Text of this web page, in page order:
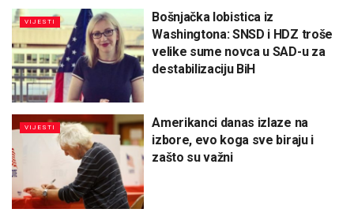
VIJESTI
Bošnjačka lobistica iz
Washingtona: SNSD i HDZ troše
velike sume novca u SAD-u za
destabilizaciju BiH
VIJESTI
Amerikanci danas izlaze na
izbore, evo koga sve biraju i
zašto su važni